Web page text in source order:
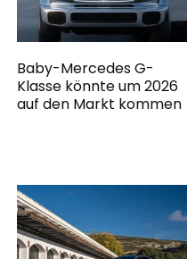
Baby-Mercedes G-
Klasse könnte um 2026
auf den Markt kommen